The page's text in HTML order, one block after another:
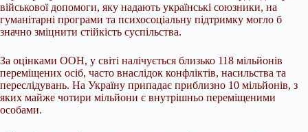
військової допомоги, яку надають українські союзники, на
гуманітарні програми та психосоціальну підтримку могло б
значно зміцнити стійкість суспільства.
За оцінками ООН, у світі налічується близько 118 мільйонів
переміщених осіб, часто внаслідок конфліктів, насильства та
переслідувань. На Україну припадає приблизно 10 мільйонів, з
яких майже чотири мільйони є внутрішньо переміщеними
особами.